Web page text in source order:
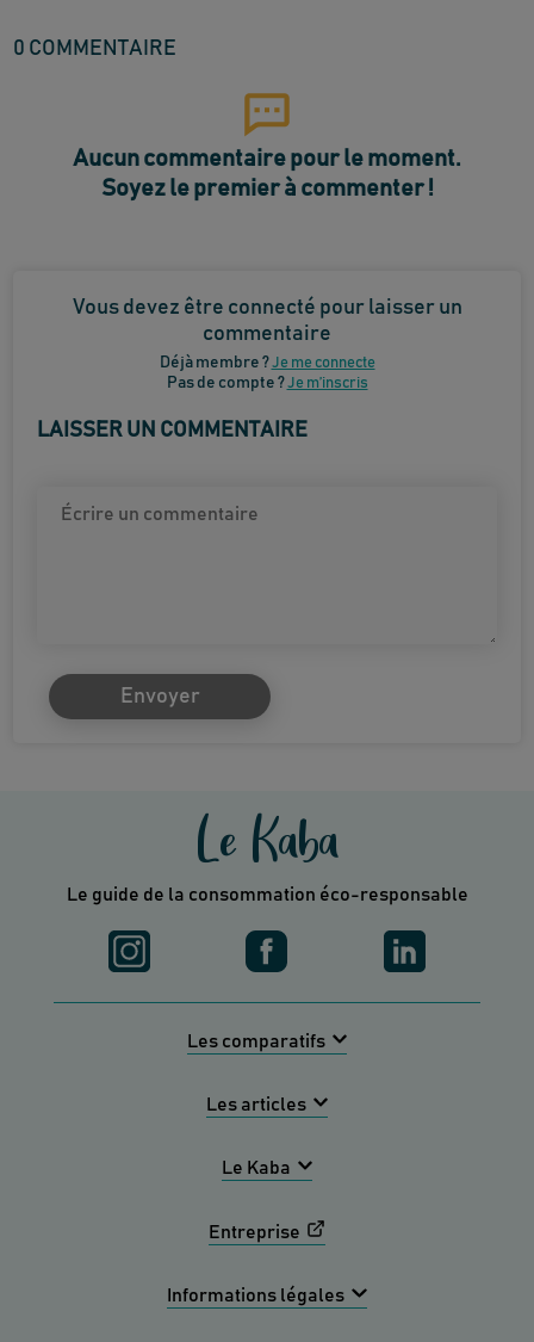
0 COMMENTAIRE
Aucun commentaire pour le moment.
Soyez le premier à commenter !
Vous devez être connecté pour laisser un
commentaire
Déjà membre ?Je me connecte
Pas de compte ?Je m’inscris
LAISSER UN COMMENTAIRE
Envoyer
Le Kaba
Le guide de la consommation éco-responsable
Les comparatifs
Les articles
Le Kaba
Entreprise
Informations légales